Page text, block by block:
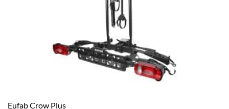
Eufab Crow Plus